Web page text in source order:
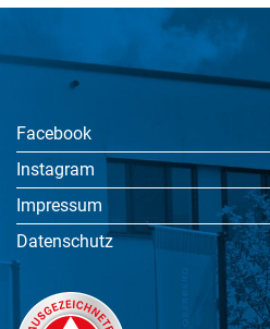
Facebook
Instagram
Impressum
Datenschutz